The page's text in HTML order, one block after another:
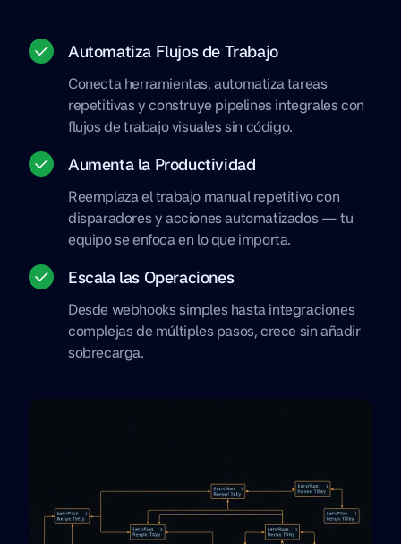
Automatiza Flujos de Trabajo
Conecta herramientas, automatiza tareas
repetitivas y construye pipelines integrales con
flujos de trabajo visuales sin código.
Aumenta la Productividad
Reemplaza el trabajo manual repetitivo con
disparadores y acciones automatizados — tu
equipo se enfoca en lo que importa.
Escala las Operaciones
Desde webhooks simples hasta integraciones
complejas de múltiples pasos, crece sin añadir
sobrecarga.